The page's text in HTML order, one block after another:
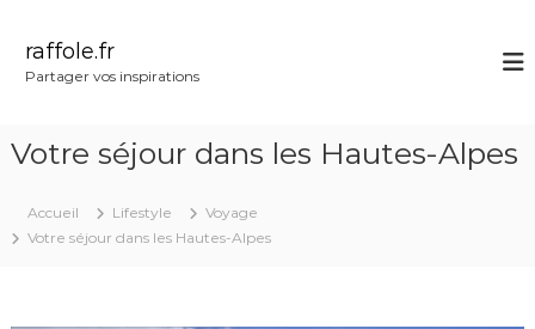
raffole.fr
Partager vos inspirations
Votre séjour dans les Hautes-Alpes
Accueil Lifestyle
Voyage
Votre séjour dans les Hautes-Alpes